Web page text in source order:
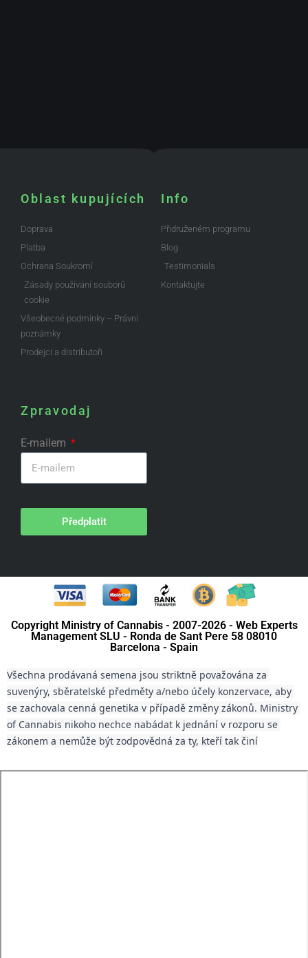
Oblast kupujících
Doprava
Platba
Ochrana Soukromí
Zásady používání souborů
cookie
Všeobecné podmínky – Právní
poznámky
Prodejci a distributoři
Info
Přidruženém programu
Blog
Testimonials
Kontaktujte
Zpravodaj
E-mailem
Předplatit
Copyright Ministry of Cannabis - 2007-2026 - Web Experts
Management SLU - Ronda de Sant Pere 58 08010
Barcelona - Spain
Všechna prodávaná semena jsou striktně považována za
suvenýry, sběratelské předměty a/nebo účely konzervace, aby
se zachovala cenná genetika v případě změny zákonů. Ministry
of Cannabis nikoho nechce nabádat k jednání v rozporu se
zákonem a nemůže být zodpovědná za ty, kteří tak činí